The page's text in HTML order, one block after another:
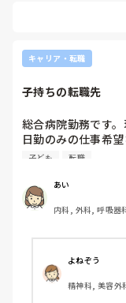
両親も看護師で最
れてしまいました。
やはり看護から離
しょうか。
場合にはよると
で何も頑張れない
したが適応障害の
ます。けれど、ま
今この段階で、看
います。まだ精神
えていけばいいの
(ちなみに私は常勤
勤に契約変更して
れは常勤になるつ
が出来る選択がで
キャリア・転職
子持ちの転職先
総合病院勤務です。
日勤のみの仕事希
ック、施設(老人ホ
子どもの急な体調
みなさんの職場はど
また訪問は訪問看
いますか？
現在働いている方
子ども 転職
あい
内科, 外科, 呼吸器
よねぞう
精神科, 美容外